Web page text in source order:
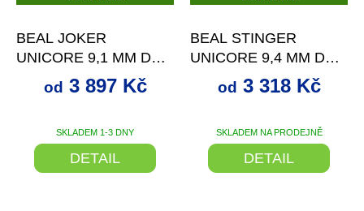
D
M
A
BEAL JOKER
UNICORE 9,1 MM DRY
COVER
SKLADEM 1-3 DNY
od 3 897 Kč
DETAIL
D
M
A
BEAL STINGER
UNICORE 9,4 MM DRY
COVER
SKLADEM NA PRODEJNĚ
od 3 318 Kč
DETAIL